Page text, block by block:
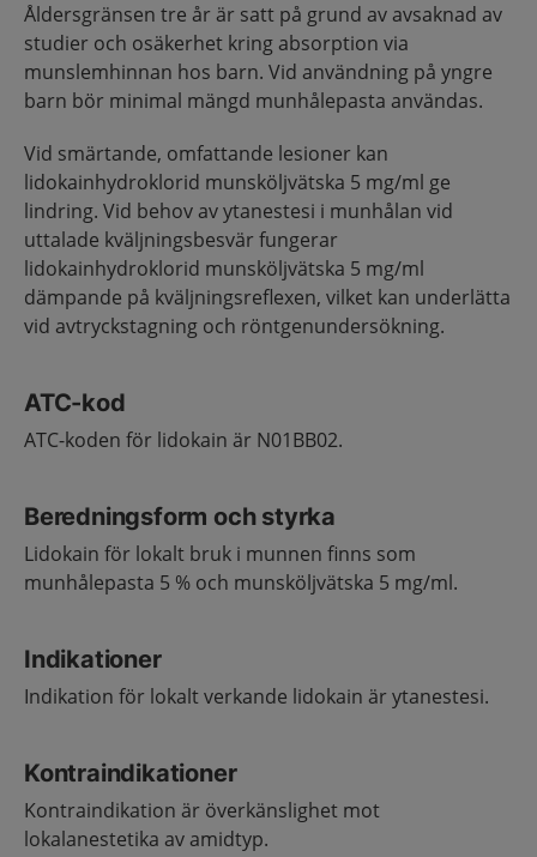
Åldersgränsen tre år är satt på grund av avsaknad av
studier och osäkerhet kring absorption via
munslemhinnan hos barn. Vid användning på yngre
barn bör minimal mängd munhålepasta användas.
Vid smärtande, omfattande lesioner kan
lidokainhydroklorid munsköljvätska 5 mg/ml ge
lindring. Vid behov av ytanestesi i munhålan vid
uttalade kväljningsbesvär fungerar
lidokainhydroklorid munsköljvätska 5 mg/ml
dämpande på kväljningsreflexen, vilket kan underlätta
vid avtryckstagning och röntgenundersökning.
ATC-kod
ATC-koden för lidokain är N01BB02.
Beredningsform och styrka
Lidokain för lokalt bruk i munnen finns som
munhålepasta 5 % och munsköljvätska 5 mg/ml.
Indikationer
Indikation för lokalt verkande lidokain är ytanestesi.
Kontraindikationer
Kontraindikation är överkänslighet mot
lokalanestetika av amidtyp.